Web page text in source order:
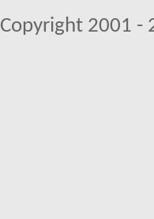
Copyright 2001 -